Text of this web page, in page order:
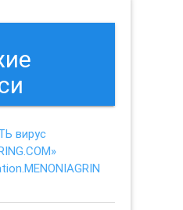
вирус